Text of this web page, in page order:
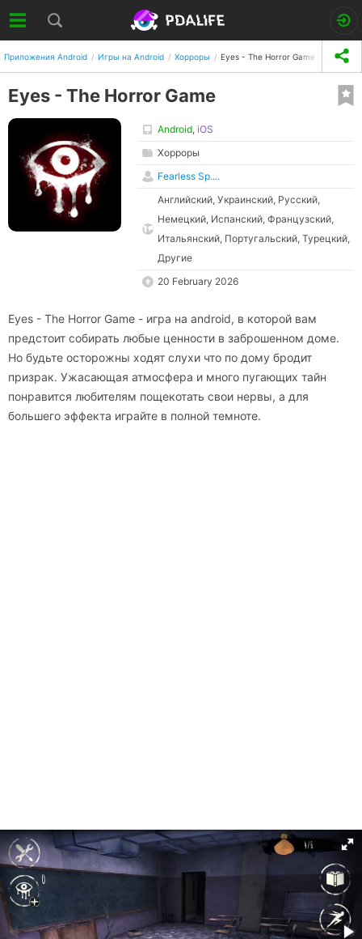
Приложения Android Игры на Android Хорроры Eyes - The Horror Game
Eyes - The Horror Game
Android, iOS
Хорроры
Fearless Sp....
Английский, Украинский, Русский,
Немецкий, Испанский, Французский,
Итальянский, Португальский, Турецкий,
Другие
20 February 2026
Eyes - The Horror Game - игра на аndroid, в которой вам
предстоит собирать любые ценности в заброшенном доме.
Но будьте осторожны ходят слухи что по дому бродит
призрак. Ужасающая атмосфера и много пугающих тайн
понравится любителям пощекотать свои нервы, а для
большего эффекта играйте в полной темноте.